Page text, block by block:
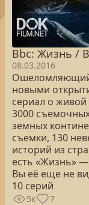
Bbc: Жизнь /
08.03.2016
новыми
сериал о
3000
земных
съемки, 130
историй из
есть «Жизнь»
Вы её еще не
10 серий
5к 7